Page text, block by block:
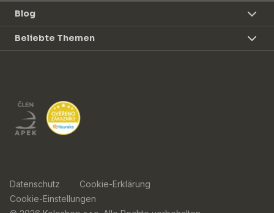
Blog
Beliebte Themen
Datenschutz
Cookie-Erklärung
Cookie-Einstellungen